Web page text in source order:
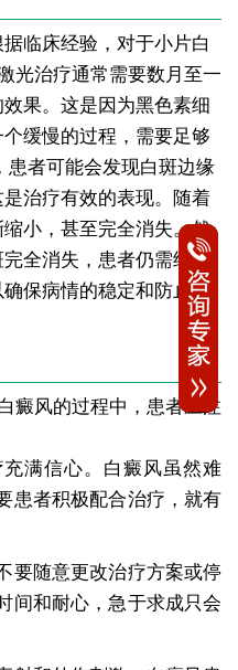
临床经验，对于小片白
光治疗通常需要数月至一
果。这是因为黑色素细
缓慢的过程，需要足够
患者可能会发现白斑边缘
治疗有效的表现。随着
小，甚至完全消失。然
全消失，患者仍需继续
保病情的稳定和防止复
癜风的过程中，患者应注
满信心。白癜风虽然难
患者积极配合治疗，就有
要随意更改治疗方案或停
间和耐心，急于求成只会